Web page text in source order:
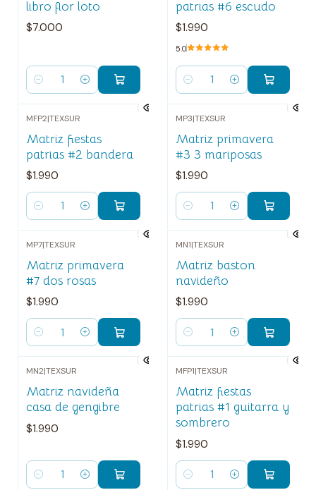
libro flor loto
$7.000
Cantidad
patrias #6 escudo
$1.990
5.0
Cantidad
MFP2|TEXSUR
Matriz fiestas
patrias #2 bandera
$1.990
Cantidad
MP3|TEXSUR
Matriz primavera
#3 3 mariposas
$1.990
Cantidad
MP7|TEXSUR
Matriz primavera
#7 dos rosas
$1.990
Cantidad
MN1|TEXSUR
Matriz baston
navideño
$1.990
Cantidad
MN2|TEXSUR
Matriz navideña
casa de gengibre
$1.990
Cantidad
MFP1|TEXSUR
Matriz fiestas
patrias #1 guitarra y
sombrero
$1.990
Cantidad